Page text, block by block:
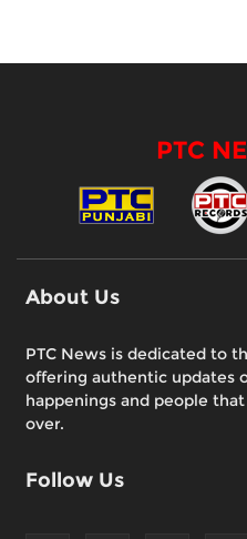
PTC
About Us
PTC News is dedicated to
offering authentic updates
happenings and people
over.
Follow Us